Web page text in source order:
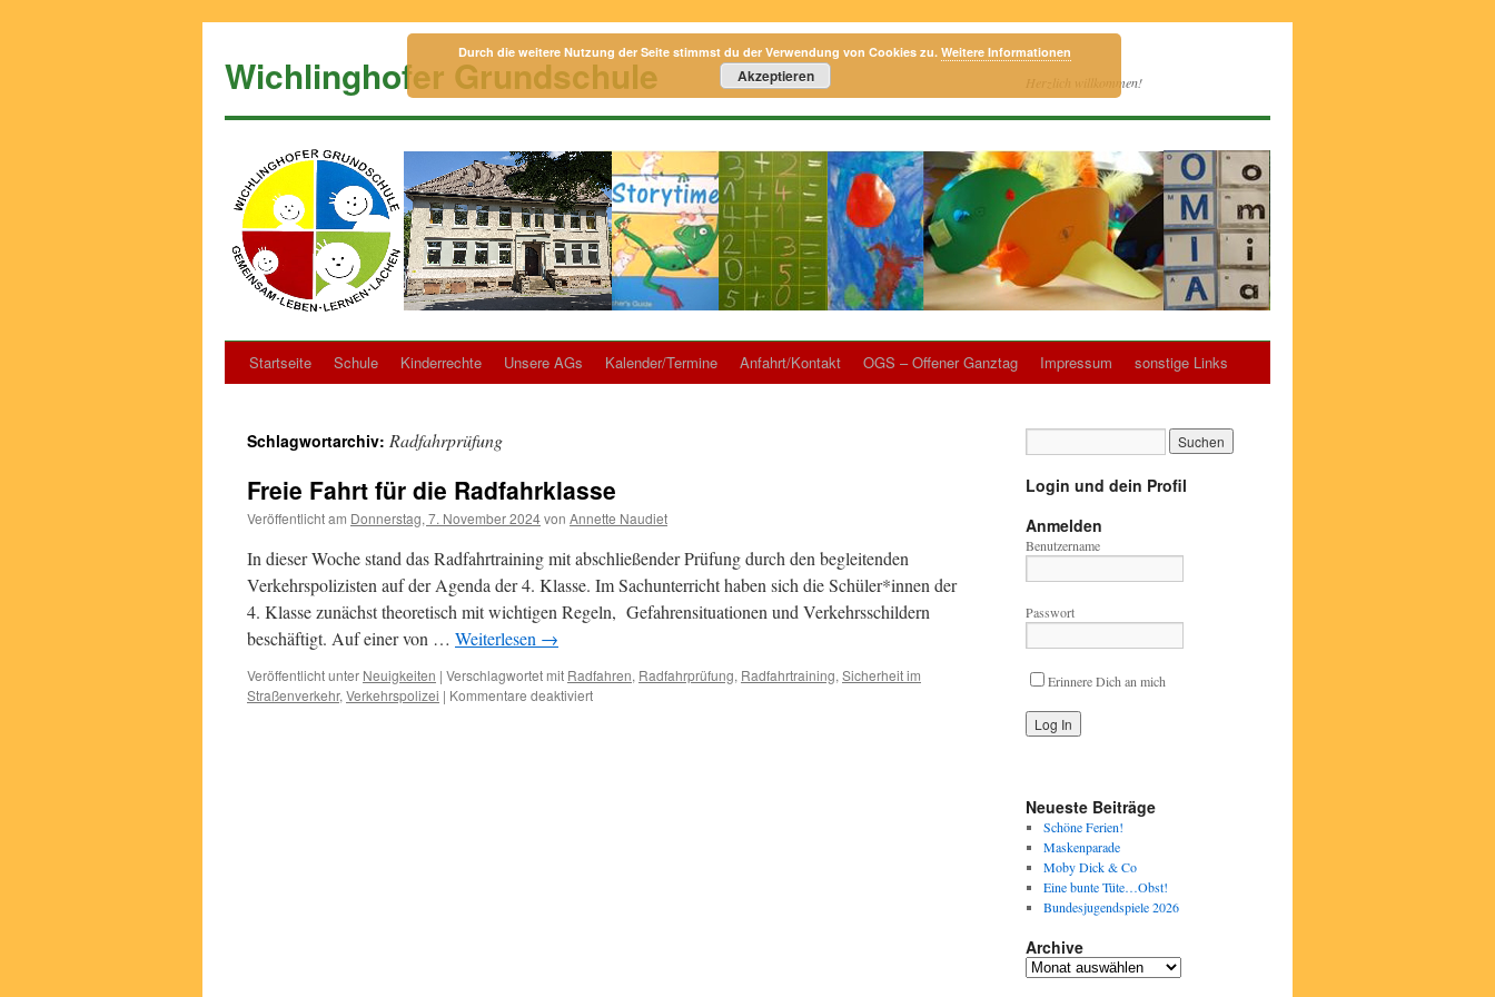
springen
Wichlinghofer Grundschule Herzlich willkommen!
Startseite Schule Kinderrechte Unsere AGs Kalender/Termine Anfahrt/Kontakt OGS – Offener Ganztag Impressum sonstige Links
Schlagwortarchiv: Radfahrprüfung
Freie Fahrt für die Radfahrklasse
Veröffentlicht am Donnerstag, 7. November 2024von Annette Naudiet
In dieser Woche stand das Radfahrtraining mit abschließender Prüfung durch den begleitenden
Verkehrspolizisten auf der Agenda der 4. Klasse. Im Sachunterricht haben sich die Schüler*innen der
4. Klasse zunächst theoretisch mit wichtigen Regeln, Gefahrensituationen und Verkehrsschildern
beschäftigt. Auf einer von … Weiterlesen →
Veröffentlicht unter Neuigkeiten | Verschlagwortet mit Radfahren, Radfahrprüfung, Radfahrtraining, Sicherheit im
Straßenverkehr, Verkehrspolizei | Kommentare deaktiviertfür
Login und dein Profil
Anmelden
Benutzername
Passwort
Erinnere Dich an mich
Neueste Beiträge
Schöne Ferien!
Maskenparade
Moby Dick & Co
Eine bunte Tüte…Obst!
Bundesjugendspiele 2026
Archive
Archive
Durch die weitere Nutzung der Seite stimmst du der Verwendung von Cookies zu. Weitere Informationen
Akzeptieren